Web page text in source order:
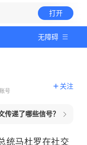
打开
无障碍
号
关注
传递了哪些信号？
统马杜罗在社交